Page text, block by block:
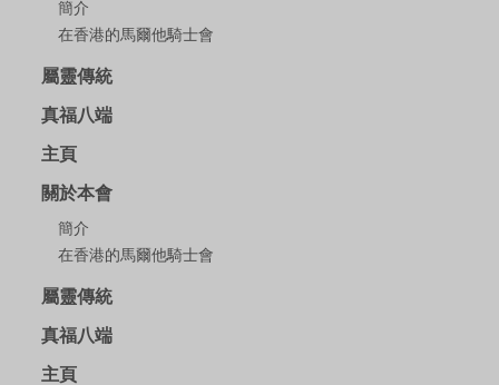
簡介
在香港的馬爾他騎士會
屬靈傳統
真福八端
主頁
關於本會
簡介
在香港的馬爾他騎士會
屬靈傳統
真福八端
主頁